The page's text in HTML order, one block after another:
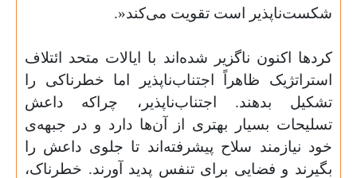
شکست‌ناپذیر است تقویت می‌کند.»
کردها اکنون ناگزیر شده‌اند با ایالات متحد ائتلاف
استراتژیک ظاهراً اجتناب‌ناپذیر اما خطرناکی را
تشکیل بدهند. اجتناب‌ناپذیر، چراکه داعش
تسلیحات بسیار بهتری از آن‌ها دارد و در جبهه‌ی
خود نیازمند سلاح پیشرفته‌اند تا جلوی داعش را
بگیرند و فضایی برای تنفس پدید آورند. خطرناک،